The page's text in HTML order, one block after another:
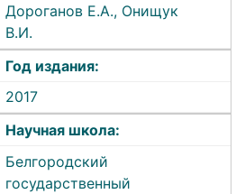
Дороганов Е.А., Онищук
В.И.
Год издания:
2017
Научная школа:
Белгородский
государственный